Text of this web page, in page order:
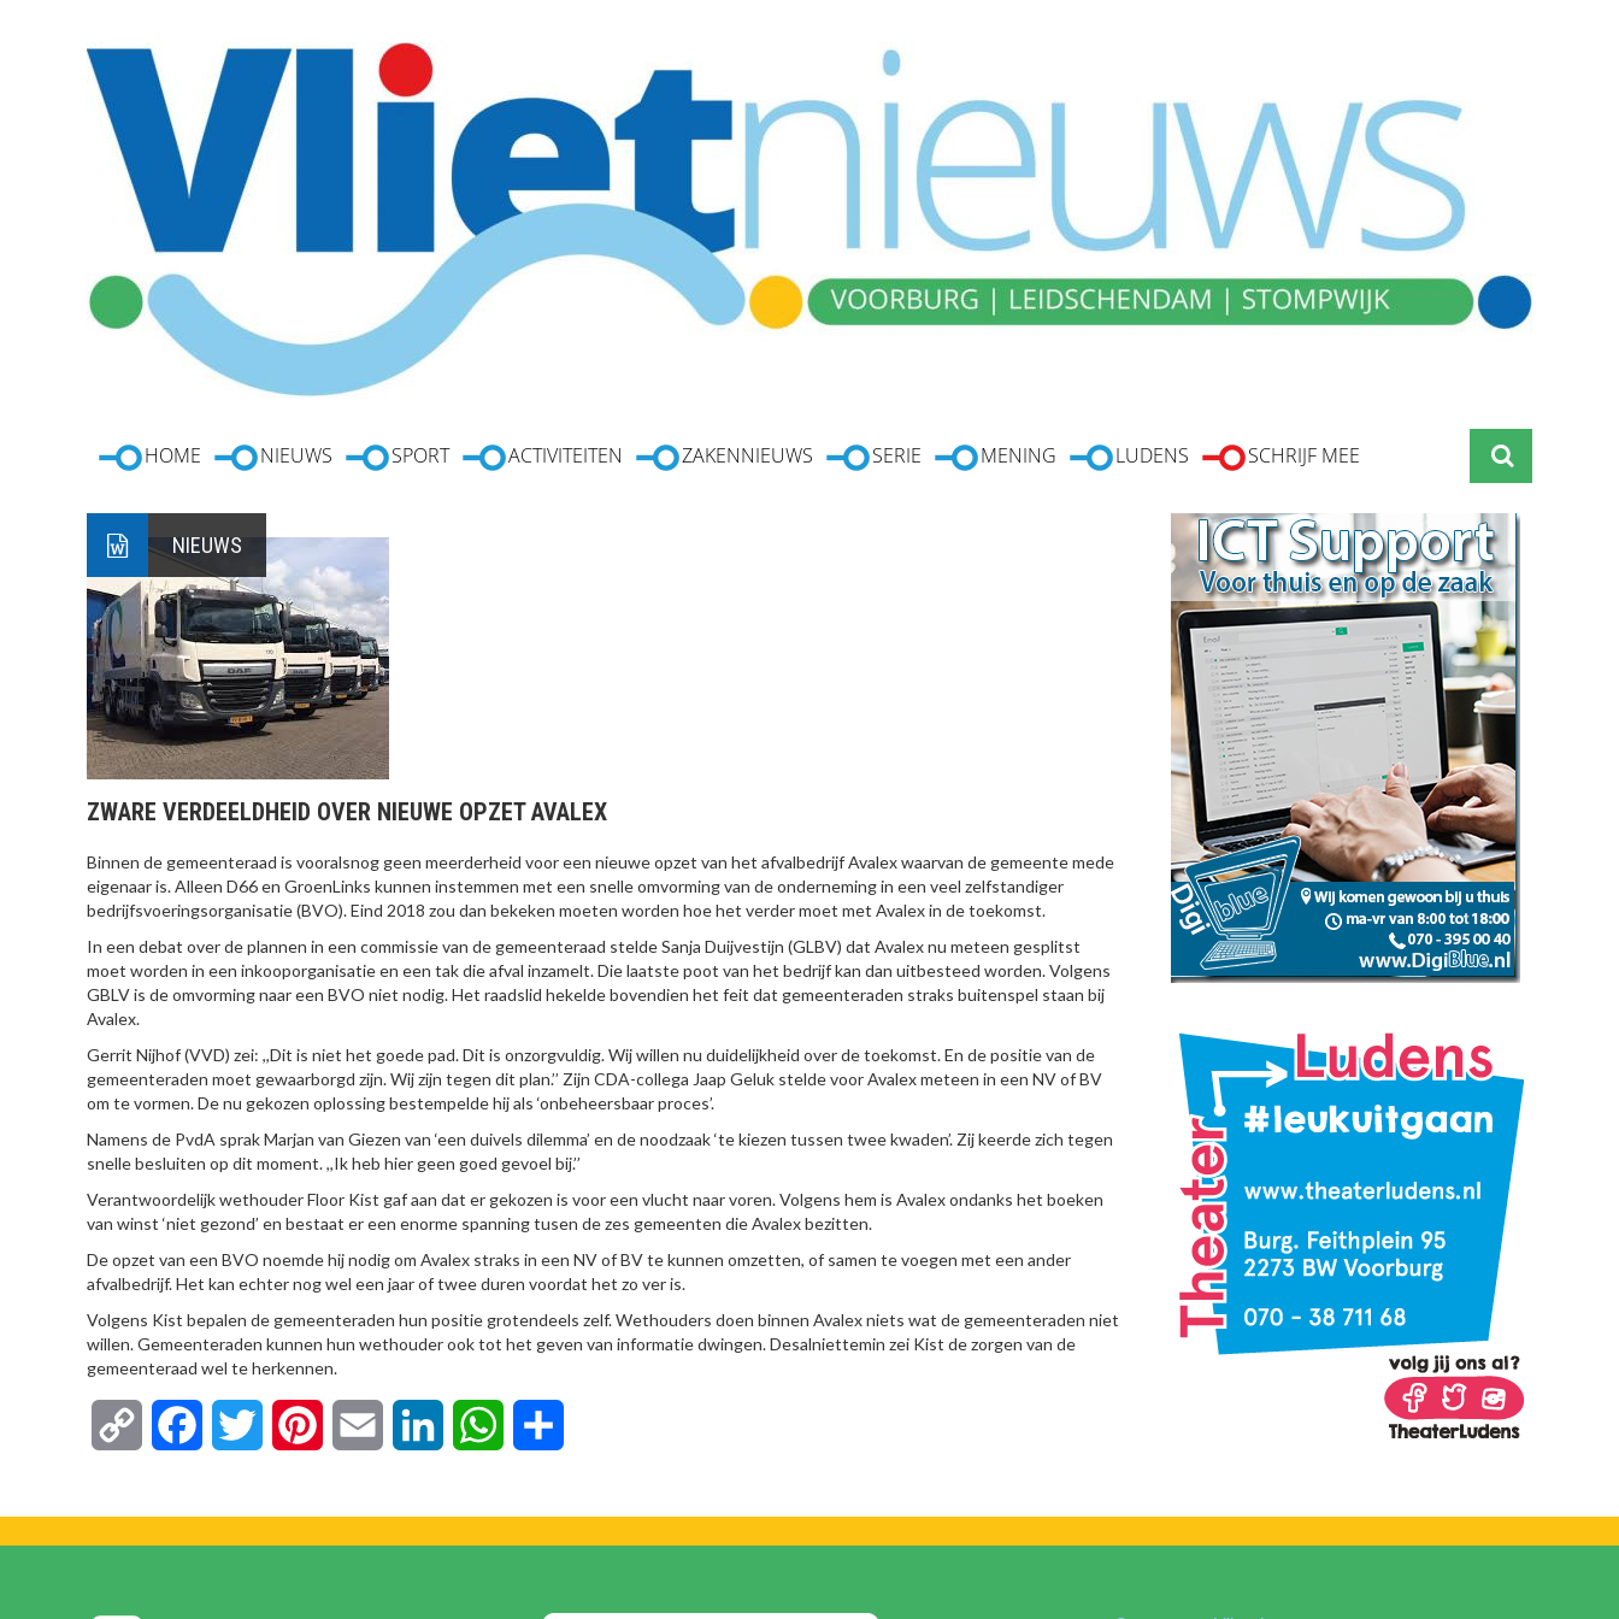
HOME NIEUWS SPORT ACTIVITEITEN ZAKENNIEUWS SERIE MENING LUDENS SCHRIJF MEE
NIEUWS
ZWARE VERDEELDHEID OVER NIEUWE OPZET AVALEX
Binnen de gemeenteraad is vooralsnog geen meerderheid voor een nieuwe opzet van het afvalbedrijf Avalex waarvan de gemeente mede
eigenaar is. Alleen D66 en GroenLinks kunnen instemmen met een snelle omvorming van de onderneming in een veel zelfstandiger
bedrijfsvoeringsorganisatie (BVO). Eind 2018 zou dan bekeken moeten worden hoe het verder moet met Avalex in de toekomst.
In een debat over de plannen in een commissie van de gemeenteraad stelde Sanja Duijvestijn (GLBV) dat Avalex nu meteen gesplitst
moet worden in een inkooporganisatie en een tak die afval inzamelt. Die laatste poot van het bedrijf kan dan uitbesteed worden. Volgens
GBLV is de omvorming naar een BVO niet nodig. Het raadslid hekelde bovendien het feit dat gemeenteraden straks buitenspel staan bij
Avalex.
Gerrit Nijhof (VVD) zei: ,,Dit is niet het goede pad. Dit is onzorgvuldig. Wij willen nu duidelijkheid over de toekomst. En de positie van de
gemeenteraden moet gewaarborgd zijn. Wij zijn tegen dit plan.’’ Zijn CDA-collega Jaap Geluk stelde voor Avalex meteen in een NV of BV
om te vormen. De nu gekozen oplossing bestempelde hij als ‘onbeheersbaar proces’.
Namens de PvdA sprak Marjan van Giezen van ‘een duivels dilemma’ en de noodzaak ‘te kiezen tussen twee kwaden’. Zij keerde zich tegen
snelle besluiten op dit moment. ,,Ik heb hier geen goed gevoel bij.’’
Verantwoordelijk wethouder Floor Kist gaf aan dat er gekozen is voor een vlucht naar voren. Volgens hem is Avalex ondanks het boeken
van winst ‘niet gezond’ en bestaat er een enorme spanning tusen de zes gemeenten die Avalex bezitten.
De opzet van een BVO noemde hij nodig om Avalex straks in een NV of BV te kunnen omzetten, of samen te voegen met een ander
afvalbedrijf. Het kan echter nog wel een jaar of twee duren voordat het zo ver is.
Volgens Kist bepalen de gemeenteraden hun positie grotendeels zelf. Wethouders doen binnen Avalex niets wat de gemeenteraden niet
willen. Gemeenteraden kunnen hun wethouder ook tot het geven van informatie dwingen. Desalniettemin zei Kist de zorgen van de
gemeenteraad wel te herkennen.
Copy FacebookTwitter Pinterest Email LinkedIn WhatsApp